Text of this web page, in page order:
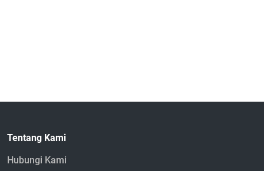
Tentang Kami
Hubungi Kami